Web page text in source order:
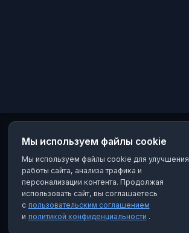
Мы используем файлы cookie
Мы используем файлы cookie для улучшения
работы сайта, анализа трафика и
персонализации контента. Продолжая
использовать сайт, вы соглашаетесь
с пользовательским соглашением
и политикой конфиденциальности .